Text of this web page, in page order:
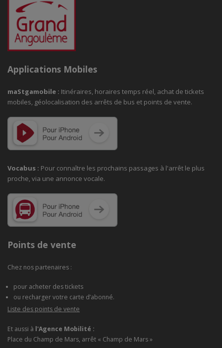
Applications Mobiles
maStgamobile : Itinéraires, horaires temps réel, achat de tickets
mobiles, géolocalisation des arrêts de bus et points de vente.
Vocabus : Pour connaître les prochains passages à l'arrêt le plus
proche, via une annonce vocale.
Points de vente
Chez nos partenaires :
pour acheter des tickets
ou recharger votre carte d’abonné.
Liste des points de vente
Et aussi à l'Agence Mobilité :
Place du Champ de Mars, arrêt « Champ de Mars »